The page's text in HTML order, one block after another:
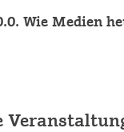
Wie Medien